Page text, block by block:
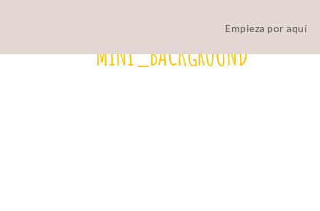
Empieza por aquí
MINI_BACKGROUND